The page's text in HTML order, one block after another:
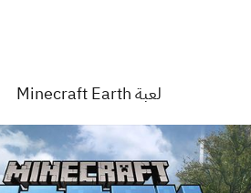
لعبة Minecraft Earth